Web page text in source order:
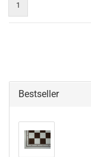
1
Bestseller